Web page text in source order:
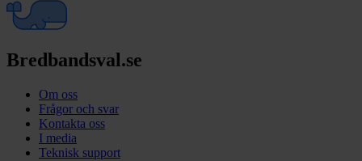
Bredbandsval.se
Om oss
Frågor och svar
Kontakta oss
I media
Teknisk support